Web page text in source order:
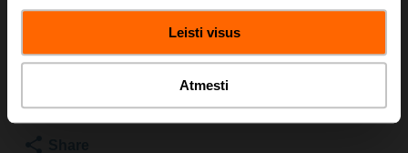
Leisti visus
Atmesti
ordering.
Add to Cart
List